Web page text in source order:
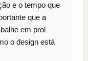
e o tempo que
que a
em prol
o design está